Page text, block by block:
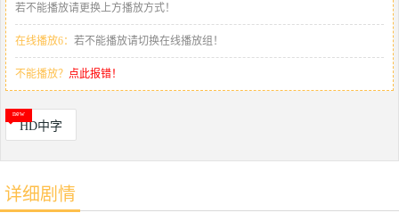
若不能播放请更换上方播放方式！
在线播放6： 若不能播放请切换在线播放组！
不能播放？ 点此报错！
HD中字
详细剧情